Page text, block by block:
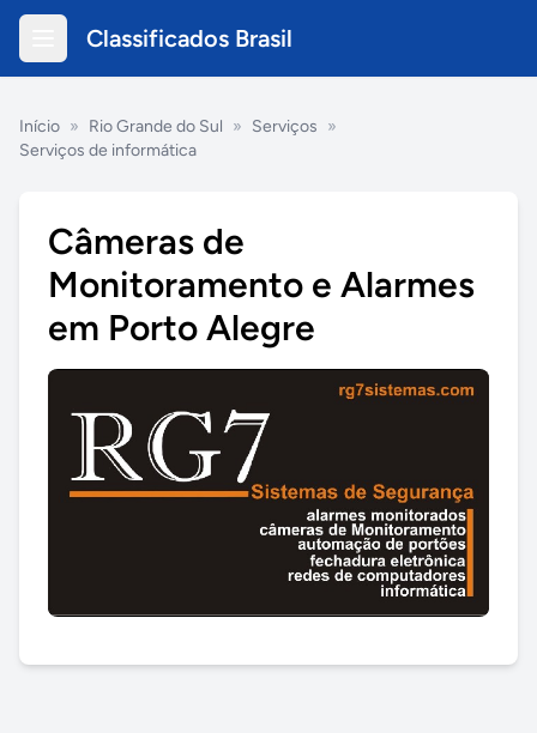
Classificados Brasil
Início » Rio Grande do Sul » Serviços »
Serviços de informática
Câmeras de
Monitoramento e Alarmes
em Porto Alegre